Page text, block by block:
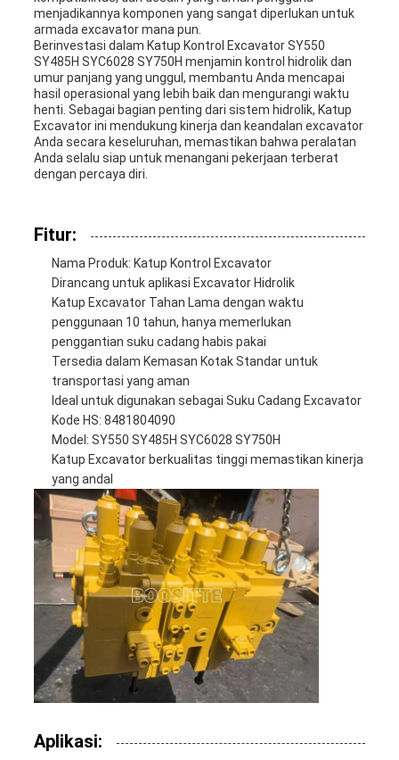
menjadikannya komponen yang sangat diperlukan untuk
armada excavator mana pun.
Berinvestasi dalam Katup Kontrol Excavator SY550
SY485H SYC6028 SY750H menjamin kontrol hidrolik dan
umur panjang yang unggul, membantu Anda mencapai
hasil operasional yang lebih baik dan mengurangi waktu
henti. Sebagai bagian penting dari sistem hidrolik, Katup
Excavator ini mendukung kinerja dan keandalan excavator
Anda secara keseluruhan, memastikan bahwa peralatan
Anda selalu siap untuk menangani pekerjaan terberat
dengan percaya diri.
Fitur:
Nama Produk: Katup Kontrol Excavator
Dirancang untuk aplikasi Excavator Hidrolik
Katup Excavator Tahan Lama dengan waktu
penggunaan 10 tahun, hanya memerlukan
penggantian suku cadang habis pakai
Tersedia dalam Kemasan Kotak Standar untuk
transportasi yang aman
Ideal untuk digunakan sebagai Suku Cadang Excavator
Kode HS: 8481804090
Model: SY550 SY485H SYC6028 SY750H
Katup Excavator berkualitas tinggi memastikan kinerja
yang andal
Aplikasi: